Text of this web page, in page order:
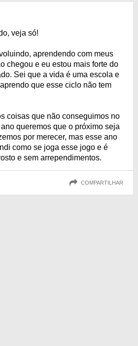
veja só!
aprendendo com meus
chegou e eu estou mais forte do
Sei que a vida é uma escola e
que esse ciclo não tem
coisas que não conseguimos no
queremos que o próximo seja
por merecer, mas esse ano
como se joga esse jogo e é
e sem arrependimentos.
COMPARTILHAR